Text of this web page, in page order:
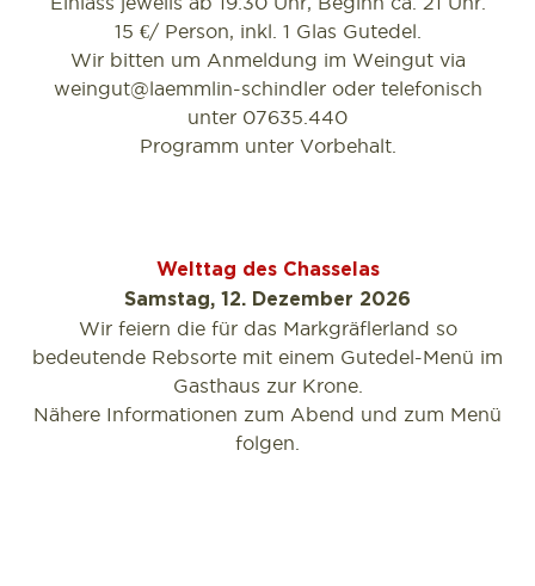
15 €/ Person, inkl. 1 Glas Gutedel.
Wir bitten um Anmeldung im Weingut via
weingut@laemmlin-schindler oder telefonisch
unter 07635.440
Programm unter Vorbehalt.
Welttag des Chasselas
Samstag, 12. Dezember 2026
Wir feiern die für das Markgräflerland so
bedeutende Rebsorte mit einem Gutedel-Menü im
Gasthaus zur Krone.
Nähere Informationen zum Abend und zum Menü
folgen.